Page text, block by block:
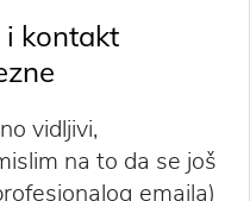
kontakt
vidljivi,
na to da se još
emaila)